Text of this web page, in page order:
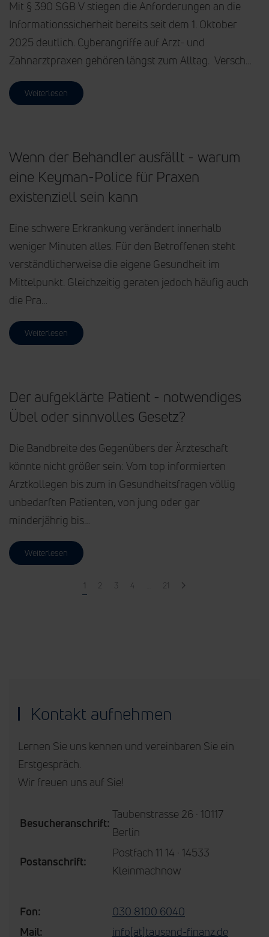
Mit § 390 SGB V stiegen die Anforderungen an die
Informationssicherheit bereits seit dem 1. Oktober
2025 deutlich. Cyberangriffe auf Arzt- und
Zahnarztpraxen gehören längst zum Alltag. Versch…
Weiterlesen
Wenn der Behandler ausfällt - warum
eine Keyman-Police für Praxen
existenziell sein kann
Eine schwere Erkrankung verändert innerhalb
weniger Minuten alles. Für den Betroffenen steht
verständlicherweise die eigene Gesundheit im
Mittelpunkt. Gleichzeitig geraten jedoch häufig auch
die Pra…
Weiterlesen
Der aufgeklärte Patient - notwendiges
Übel oder sinnvolles Gesetz?
Die Bandbreite des Gegenübers der Ärzteschaft
könnte nicht größer sein: Vom top informierten
Arztkollegen bis zum in Gesundheitsfragen völlig
unbedarften Patienten, von jung oder gar
minderjährig bis…
Weiterlesen
1 2 3 4 21
Kontakt aufnehmen
Lernen Sie uns kennen und vereinbaren Sie ein
Erstgespräch.
Wir freuen uns auf Sie!
Besucheranschrift:
Taubenstrasse 26 · 10117
Berlin
Postanschrift:
Postfach 11 14 · 14533
Kleinmachnow
Fon:
030 8100 6040
Mail:
info[at]tausend-finanz.de